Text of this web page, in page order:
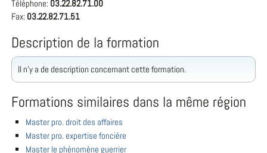
Téléphone: 03.22.82.71.00
Fax: 03.22.82.71.51
Description de la formation
Il n'y a de description concernant cette formation.
Formations similaires dans la même région
Master pro. droit des affaires
Master pro. expertise foncière
Master le phénomène guerrier